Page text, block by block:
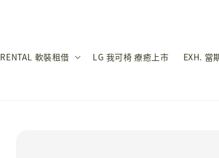
RENTAL 軟裝租借 LG 我可椅 療癒上市 EXH. 當